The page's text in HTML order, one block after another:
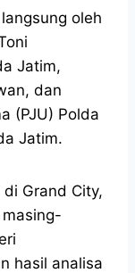
oleh
Jatim,
dan
(PJU) Polda
Jatim.
Grand City,
hasil analisa